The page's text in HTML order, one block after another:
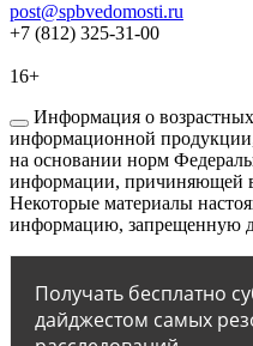
post@spbvedomosti.ru
+7 (812) 325-31-00
16+
Информация о
информационной
на основании норм
информации, причиняющей
Некоторые материалы
информацию, запрещенную
Получать бесплатно
дайджестом самых